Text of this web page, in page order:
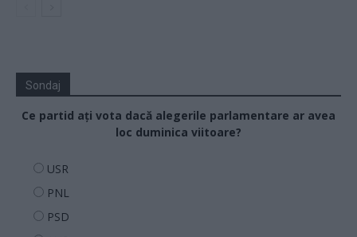
Sondaj
Ce partid ați vota dacă alegerile parlamentare ar avea
loc duminica viitoare?
USR
PNL
PSD